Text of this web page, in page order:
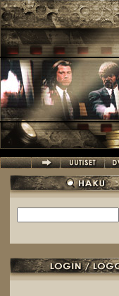
Hyppää pääsisältöön
Hakulomake